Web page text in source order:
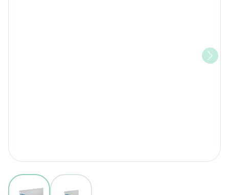
View larger imageView larger image